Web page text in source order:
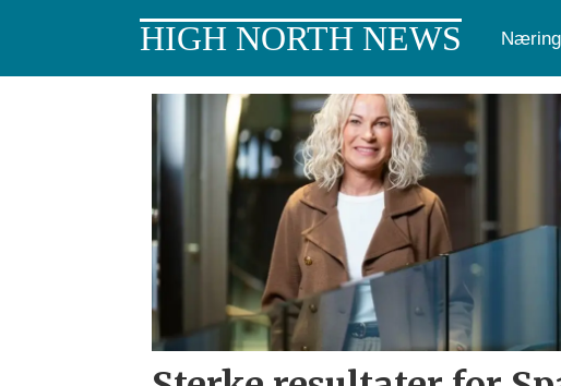
HIGH NORTH NEWS
nordnorsk
næringsliv